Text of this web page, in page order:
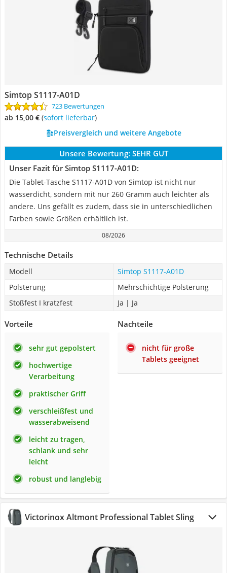
Simtop S1117-A01D
723 Bewertungen
ab 15,00 € ( Sofort lieferbar)
Preisvergleich und weitere Angebote
Unsere Bewertung: SEHR GUT
Unser Fazit für Simtop S1117-A01D:
Die Tablet-Tasche S1117-A01D von Simtop ist nicht nur
wasserdicht, sondern mit nur 260 Gramm auch leichter als
andere. Uns gefällt es zudem, dass sie in unterschiedlichen
Farben sowie Größen erhältlich ist.
08/2026
Technische Details
Modell
Simtop S1117-A01D
Polsterung
Mehrschichtige Polsterung
Stoßfest I kratzfest
Ja | Ja
Vorteile
sehr gut gepolstert
hochwertige
Verarbeitung
praktischer Griff
verschleißfest und
wasserabweisend
leicht zu tragen,
schlank und sehr
leicht
robust und langlebig
Nachteile
nicht für große
Tablets geeignet
Victorinox Altmont Professional Tablet Sling